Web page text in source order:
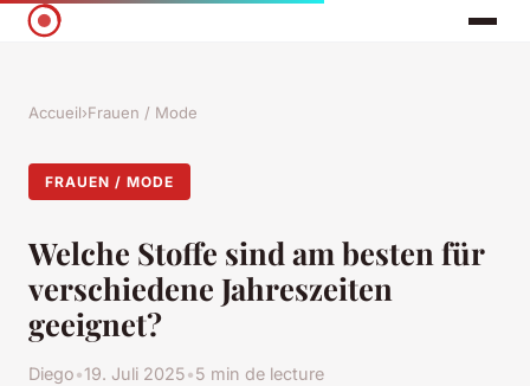
Accueil›Frauen / Mode
FRAUEN / MODE
Welche Stoffe sind am besten für
verschiedene Jahreszeiten
geeignet?
Diego•19. Juli 2025•5 min de lecture